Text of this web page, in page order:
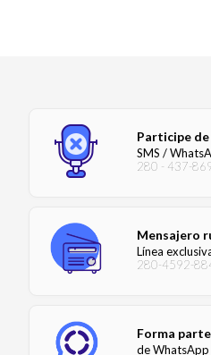
Participe
SMS /
280 - 437-
Mensajero
Línea
280-4592-
Forma
de WhatsApp